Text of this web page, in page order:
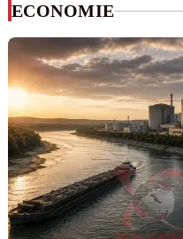
ECONOMIE